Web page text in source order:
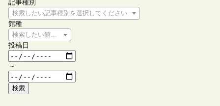
記事種別
検索したい記事種別を選択してください
館種
検索したい館種を選択してください
投稿日
～
検索